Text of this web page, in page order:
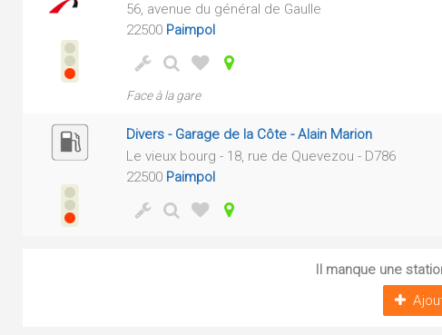
56, avenue du général de Gaulle
22500 Paimpol
Face à la gare
Divers - Garage de la Côte - Alain Marion
Le vieux bourg - 18, rue de Quevezou - D786
22500 Paimpol
Il manque une